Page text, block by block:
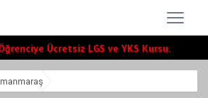
Ücretsiz LGS ve YKS Kursu...
Of Kahramanmaraş” Uluslararası Yol...